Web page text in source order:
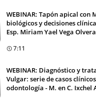
WEBINAR: Tapón apical con
biológicos y decisiones
Esp. Miriam Yael Vega Olvera
7:11
WEBINAR: Diagnóstico y
Vulgar: serie de casos
odontología - M. en C. Ixchel